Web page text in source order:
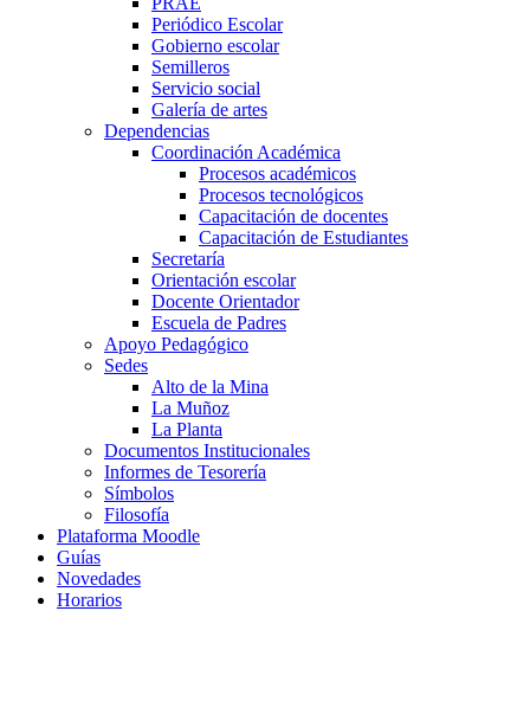
Periódico Escolar
Gobierno escolar
Semilleros
Servicio social
Galería de artes
Dependencias
Coordinación Académica
Procesos académicos
Procesos tecnológicos
Capacitación de docentes
Capacitación de Estudiantes
Secretaría
Orientación escolar
Docente Orientador
Escuela de Padres
Apoyo Pedagógico
Sedes
Alto de la Mina
La Muñoz
La Planta
Documentos Institucionales
Informes de Tesorería
Símbolos
Filosofía
Plataforma Moodle
Guías
Novedades
Horarios